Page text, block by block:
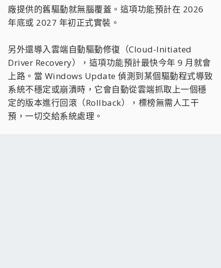
廠提供的舊驅動就無腦覆蓋。這項功能預計在 2026
年底或 2027 年初正式實裝。
另外還導入雲端自動驅動修復（Cloud-Initiated
Driver Recovery），這項功能預計最快今年 9 月就會
上路。當 Windows Update 偵測到某個驅動程式導致
系統不穩定或崩潰時，它會自動從雲端抓取上一個穩
定的版本進行回滾（Rollback），標榜無需人工干
預，一切交給系統處理。